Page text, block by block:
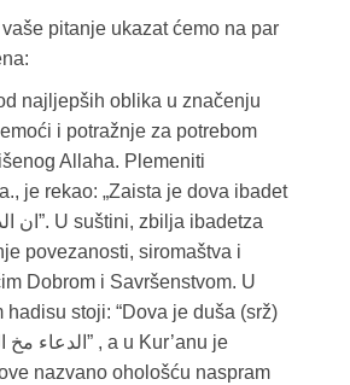
pitanje ukazat ćemo na par
najljepših oblika u značenju
i potražnje za potrebom
Allaha. Plemeniti
je rekao: „Zaista je dova ibadet
povezanosti, siromaštva i
Dobrom i Savršenstvom. U
hadisu stoji: “Dova je duša (srž)
nazvano ohološću naspram